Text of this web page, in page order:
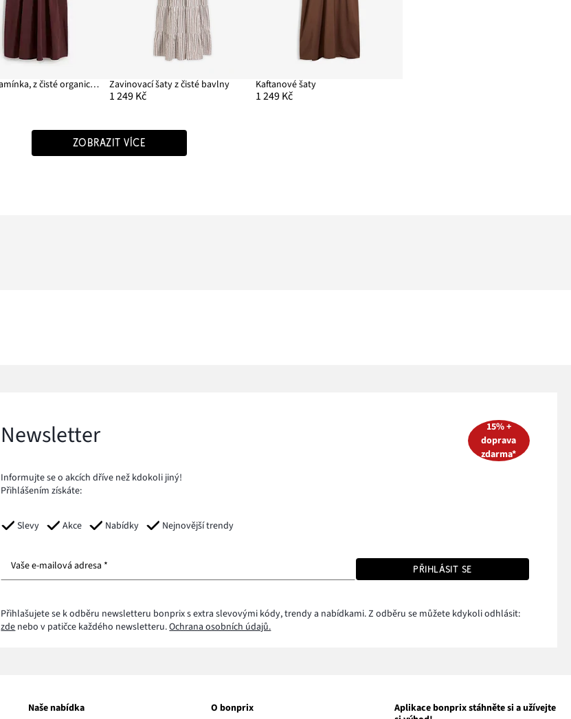
Šaty na ramínka, z čisté organické bavlny Zavinovací šaty z čisté bavlny
1 249 Kč
Kaftanové šaty
1 249 Kč
ZOBRAZIT VÍCE
Newsletter
Informujte se o akcích dříve než kdokoli jiný!
Přihlášením získáte:
Slevy Akce Nabídky Nejnovější trendy
15% +
doprava
zdarma*
Vaše e-mailová adresa * PŘIHLÁSIT SE
Přihlašujete se k odběru newsletteru bonprix s extra slevovými kódy, trendy a nabídkami. Z odběru se můžete kdykoli odhlásit:
zdenebo v patičce každého newsletteru.Ochrana osobních údajů.
Naše nabídka O bonprix
Aplikace bonprix stáhněte si a užívejte